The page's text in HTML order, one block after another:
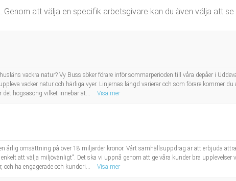
att välja en specifik arbetsgivare kan du även välja att se
vackra natur? Vy Buss söker förare inför sommarperioden till våra depåer i
vacker natur och härliga vyer. Linjernas längd varierar och som förare kommer du
det högsäsong vilket innebär at...
Visa mer
årlig omsättning på över 18 miljarder kronor. Vårt samhällsuppdrag är att erbjuda
att välja miljövänligt". Det ska vi uppnå genom att ge våra kunder bra upplevelser
ha engagerade och kundori...
Visa mer